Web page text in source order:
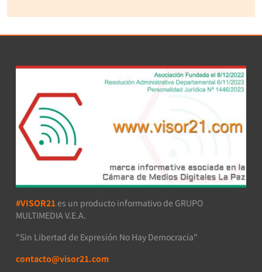
#VISOR21 es un producto informativo de GRUPO
MULTIMEDIA V.E.A.
"Sin Libertad de Expresión No Hay Democracia"
contacto@visor21.com